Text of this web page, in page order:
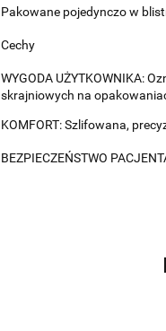
Pakowane pojedynczo w
Cechy
WYGODA UŻYTKOWNIKA:
skrajniowych na
KOMFORT: Szlifowana,
BEZPIECZEŃSTWO